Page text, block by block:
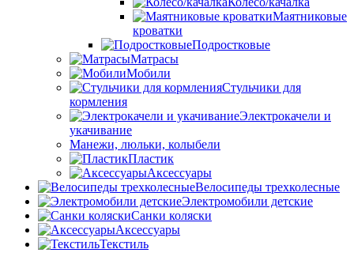
Маятниковые
кроватки
Подростковые
Матрасы
Мобили
Стульчики для
кормления
Электрокачели и
укачивание
Манежи, люльки, колыбели
Пластик
Аксессуары
Велосипеды трехколесные
Электромобили детские
Санки коляски
Аксессуары
Текстиль